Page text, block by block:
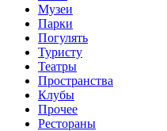
Музеи
Парки
Погулять
Туристу
Театры
Пространства
Клубы
Прочее
Рестораны